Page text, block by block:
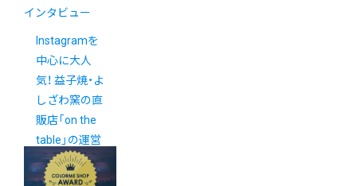
インタビュー
Instagramを
中心に大人
気！ 益子焼・よ
しざわ窯の直
販店「on the
table」の運営
の裏側